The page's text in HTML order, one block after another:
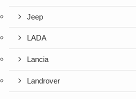
Jeep
LADA
Lancia
Landrover